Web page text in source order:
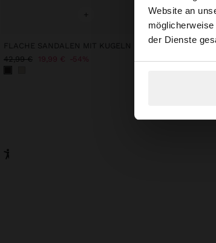
Website an
der Dienste
Sie
+
FLACHE SANDALEN MIT KUGELN
42,99 € 19,99 € 54%